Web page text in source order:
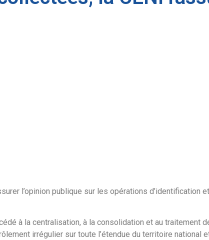
l’opinion publique sur les opérations d’identification
à la centralisation, à la consolidation et au traitement
irrégulier sur toute l’étendue du territoire national